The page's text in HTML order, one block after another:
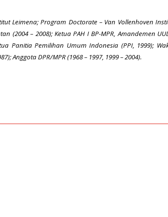
Leimena; Program Doctorate – Van Vollenhoven
(2004 – 2008); Ketua PAH I BP-MPR, Amandemen
Panitia Pemilihan Umum Indonesia (PPI, 1999);
Anggota DPR/MPR (1968 – 1997, 1999 – 2004).